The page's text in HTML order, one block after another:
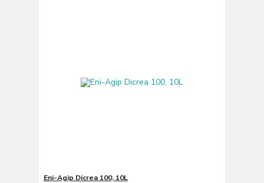
Eni-Agip Dicrea 100, 10L